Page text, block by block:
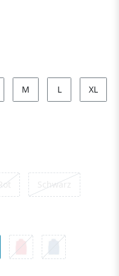
M L XL
Rot Schwarz